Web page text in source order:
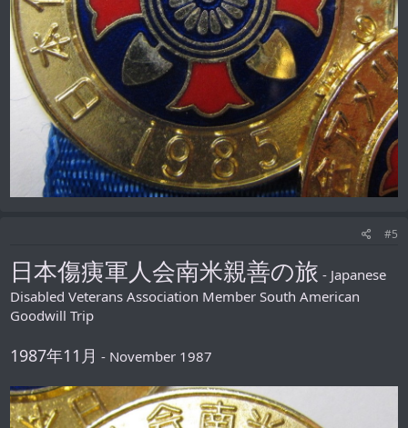
#5
日本傷痍軍人会南米親善の旅 - Japanese
Disabled Veterans Association Member South American
Goodwill Trip
1987年11月 - November 1987